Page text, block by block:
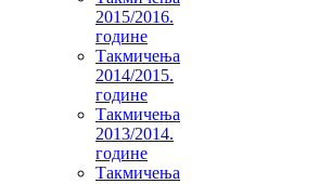
2015/2016.
године
Такмичења
2014/2015.
године
Такмичења
2013/2014.
године
Такмичења